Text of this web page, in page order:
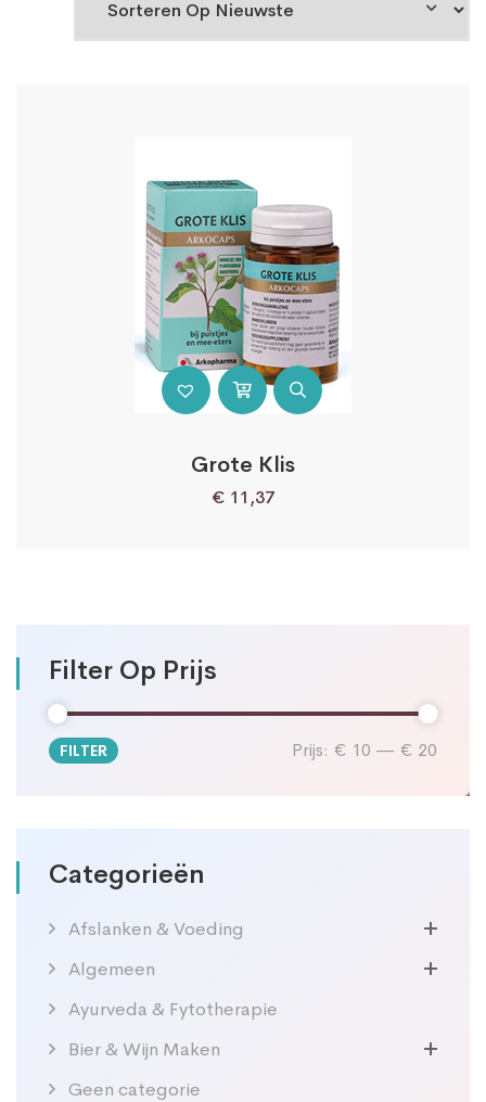
Filter Op Prijs
Min.
Max.
FILTER Prijs: € 10 — € 20
Categorieën
Afslanken & Voeding
Algemeen
Ayurveda & Fytotherapie
Bier & Wijn Maken
Geen categorie
Grote Klis
€ 11,37